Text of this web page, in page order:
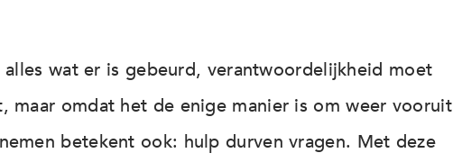
wat er is gebeurd, verantwoordelijkheid moet
maar omdat het de enige manier is om weer vooruit
betekent ook: hulp durven vragen. Met deze